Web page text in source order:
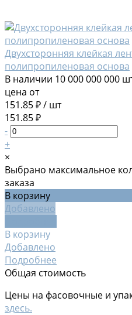
Двухсторонняя клейкая
полипропиленовая основа
В наличии 10 000 000 000
цена от
151.85 ₽/ шт
151.85 ₽
-
+
×
Выбрано максимальное
заказа
В корзину
Добавлено
В корзину
Добавлено
Подробнее
Общая стоимость
Цены на фасовочные и
здесь.